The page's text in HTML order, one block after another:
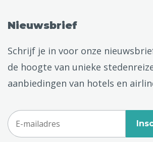
Nieuwsbrief
Schrijf je in voor onze
de hoogte van unieke
aanbiedingen van hotels en